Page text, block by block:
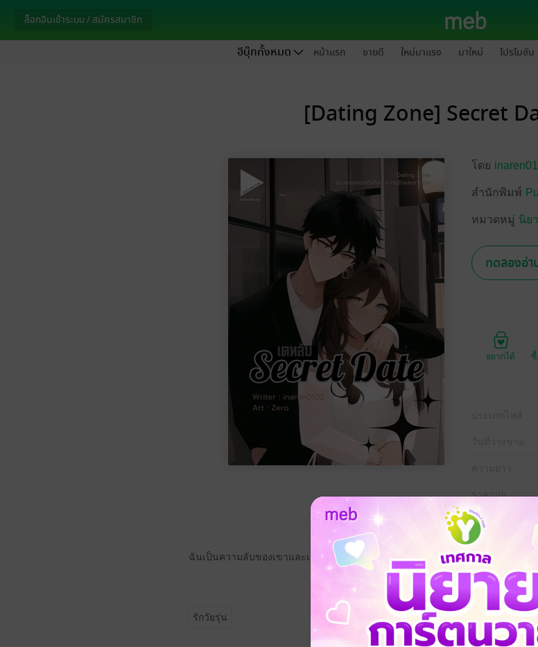
ล็อกอินเข้าระบบ / สมัครสมาชิก
อีบุ๊กทั้งหมด หน้าแรก ขายดี ใหม่มาแรง มาใหม่ โปรโมชัน
[Dating Zone] Secret
โดย
สำนักพิมพ์
หมวดหมู่ นิย
ทดลองอ่า
อยากได้ ซื้
ราคาปก
ฉันเป็นความลับของเขาและเขาก็เป็นความลับของฉัน [ไฮด์ x ซีเคร็ต]
รักวัยรุ่น